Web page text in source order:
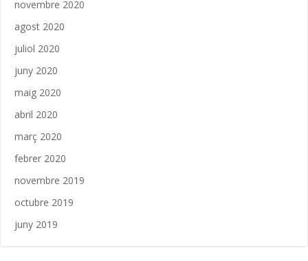
novembre 2020
agost 2020
juliol 2020
juny 2020
maig 2020
abril 2020
març 2020
febrer 2020
novembre 2019
octubre 2019
juny 2019